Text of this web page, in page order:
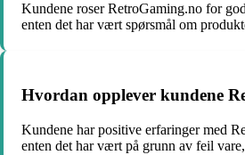
Kundene roser RetroGaming.no for
enten det har vært spørsmål om
Hvordan opplever kundene
Kundene har positive erfaringer med
enten det har vært på grunn av feil